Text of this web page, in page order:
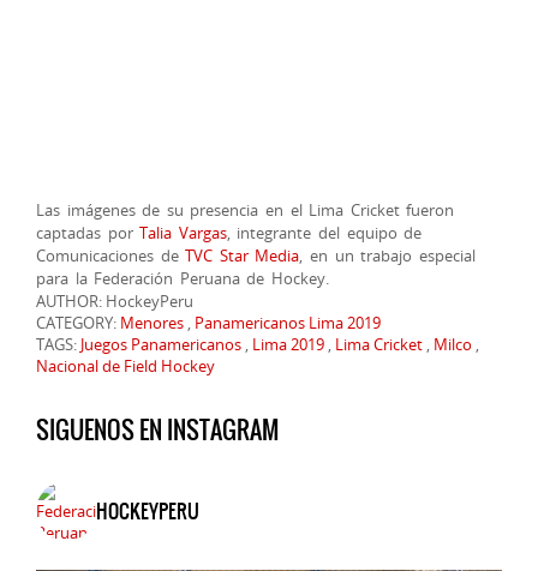
Las imágenes de su presencia en el Lima Cricket fueron
captadas porTalia Vargas, integrante del equipo de
Comunicaciones deTVC Star Media, en un trabajo especial
para la Federación Peruana de Hockey.
AUTHOR: HockeyPeru
CATEGORY: Menores , Panamericanos Lima 2019
TAGS: Juegos Panamericanos , Lima 2019 , Lima Cricket , Milco ,
Nacional de Field Hockey
SIGUENOS EN INSTAGRAM
HOCKEYPERU